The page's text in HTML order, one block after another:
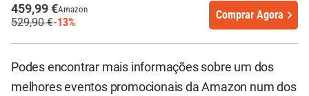
459,99 €Amazon
529,90 €-13%
Comprar Agora
Podes encontrar mais informações sobre um dos
melhores eventos promocionais da Amazon num dos